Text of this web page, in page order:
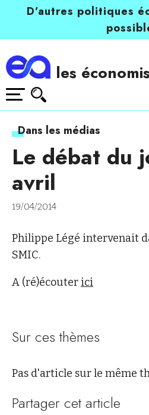
D’autres politiques
les
Dans les médias
Le débat du
avril
19/04/2014
Philippe Légé intervenait
SMIC.
A (ré)écouter ici
Sur ces thèmes
Pas d'article sur le même
Partager cet article